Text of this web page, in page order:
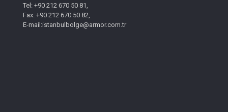
Tel: +90 212 670 50 81,
Fax: +90 212 670 50 82,
E-mail:istanbulbolge@armor.com.tr